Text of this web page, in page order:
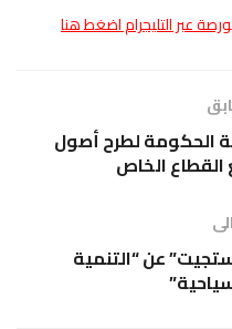
عبر التليجرام اضغط هنا
الحكومة لطرح أصول
القطاع الخاص
عن “التنمية